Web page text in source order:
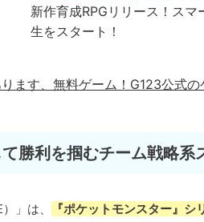
新作育成RPGリリース！ス
生をスタート！
ます、無料ゲーム！ G123公式の
勝利を掴むチーム戦略系
」は、
『ポケットモンスター』